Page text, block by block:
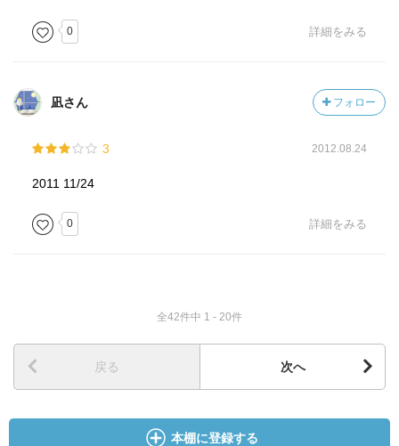
0 詳細をみる
凪さん フォロー
3 2012.08.24
2011 11/24
0 詳細をみる
全42件中 1 - 20件
戻る 次へ
本棚に登録する